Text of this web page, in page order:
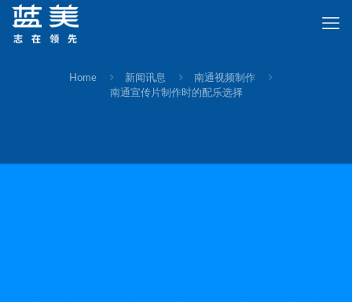
Home 新闻讯息
南通视频制作
南通宣传片制作时的配乐选择